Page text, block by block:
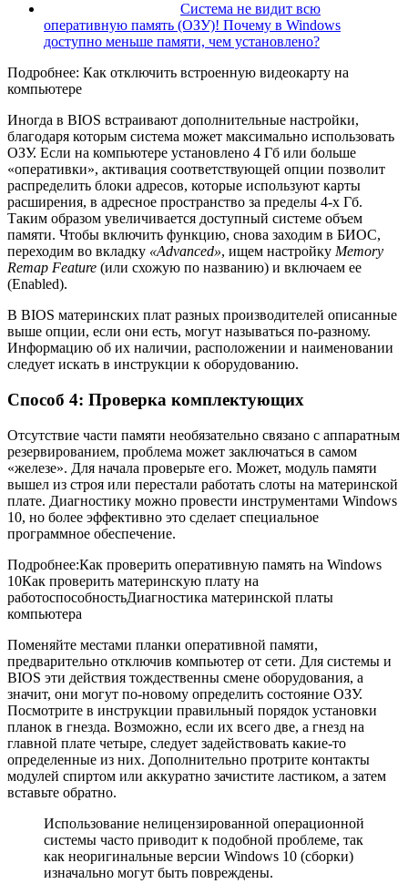
Система не видит всю
оперативную память (ОЗУ)! Почему в Windows
доступно меньше памяти, чем установлено?
Подробнее: Как отключить встроенную видеокарту на
компьютере
Иногда в BIOS встраивают дополнительные настройки,
благодаря которым система может максимально использовать
ОЗУ. Если на компьютере установлено 4 Гб или больше
«оперативки», активация соответствующей опции позволит
распределить блоки адресов, которые используют карты
расширения, в адресное пространство за пределы 4-х Гб.
Таким образом увеличивается доступный системе объем
памяти. Чтобы включить функцию, снова заходим в БИОС,
переходим во вкладку «Advanced», ищем настройку Memory
Remap Feature (или схожую по названию) и включаем ее
(Enabled).
В BIOS материнских плат разных производителей описанные
выше опции, если они есть, могут называться по-разному.
Информацию об их наличии, расположении и наименовании
следует искать в инструкции к оборудованию.
Способ 4: Проверка комплектующих
Отсутствие части памяти необязательно связано с аппаратным
резервированием, проблема может заключаться в самом
«железе». Для начала проверьте его. Может, модуль памяти
вышел из строя или перестали работать слоты на материнской
плате. Диагностику можно провести инструментами Windows
10, но более эффективно это сделает специальное
программное обеспечение.
Подробнее:Как проверить оперативную память на Windows
10Как проверить материнскую плату на
работоспособностьДиагностика материнской платы
компьютера
Поменяйте местами планки оперативной памяти,
предварительно отключив компьютер от сети. Для системы и
BIOS эти действия тождественны смене оборудования, а
значит, они могут по-новому определить состояние ОЗУ.
Посмотрите в инструкции правильный порядок установки
планок в гнезда. Возможно, если их всего две, а гнезд на
главной плате четыре, следует задействовать какие-то
определенные из них. Дополнительно протрите контакты
модулей спиртом или аккуратно зачистите ластиком, а затем
вставьте обратно.
Использование нелицензированной операционной
системы часто приводит к подобной проблеме, так
как неоригинальные версии Windows 10 (сборки)
изначально могут быть повреждены.